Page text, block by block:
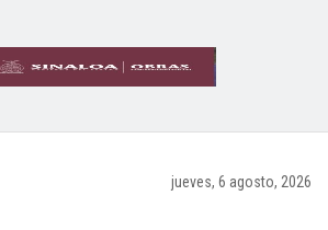
jueves, 6 agosto, 2026